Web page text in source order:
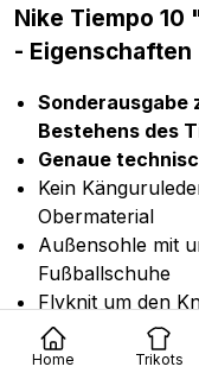
Home Trikots
Nike Tiempo
- Eigenschaften
Sonderausgabe
Bestehens des
Genaue
Kein
Obermaterial
Außensohle mit
Fußballschuhe
Flyknit um den
Preis:
rund 250
Farbgebung: